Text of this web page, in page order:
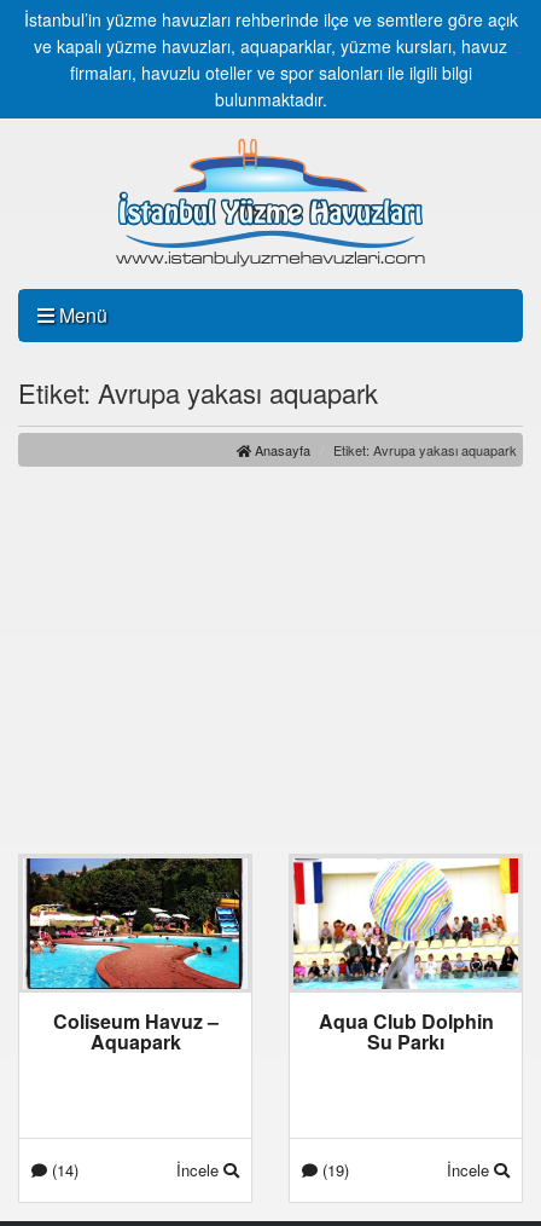
İstanbul’in yüzme havuzları rehberinde ilçe ve semtlere göre açık
ve kapalı yüzme havuzları, aquaparklar, yüzme kursları, havuz
firmaları, havuzlu oteller ve spor salonları ile ilgili bilgi
bulunmaktadır.
Menü
Etiket: Avrupa yakası aquapark
Anasayfa Etiket: Avrupa yakası aquapark
Coliseum Havuz –
Aquapark
(14) İncele
Aqua Club Dolphin
Su Parkı
(19) İncele